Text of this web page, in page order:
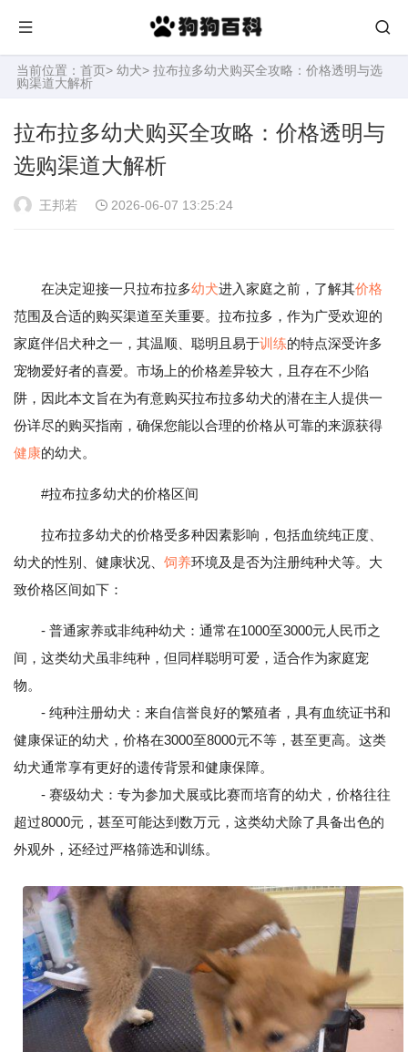
当前位置： 首页> 幼犬> 拉布拉多幼犬购买全攻略：价格透明与选
购渠道大解析
拉布拉多幼犬购买全攻略：价格透明与
选购渠道大解析
王邦若 2026-06-07 13:25:24
在决定迎接一只拉布拉多幼犬进入家庭之前，了解其价格
范围及合适的购买渠道至关重要。拉布拉多，作为广受欢迎的
家庭伴侣犬种之一，其温顺、聪明且易于训练的特点深受许多
宠物爱好者的喜爱。市场上的价格差异较大，且存在不少陷
阱，因此本文旨在为有意购买拉布拉多幼犬的潜在主人提供一
份详尽的购买指南，确保您能以合理的价格从可靠的来源获得
健康的幼犬。
#拉布拉多幼犬的价格区间
拉布拉多幼犬的价格受多种因素影响，包括血统纯正度、
幼犬的性别、健康状况、 饲养环境及是否为注册纯种犬等。大
致价格区间如下：
- 普通家养或非纯种幼犬：通常在1000至3000元人民币之
间，这类幼犬虽非纯种，但同样聪明可爱，适合作为家庭宠
物。
- 纯种注册幼犬：来自信誉良好的繁殖者，具有血统证书和
健康保证的幼犬，价格在3000至8000元不等，甚至更高。这类
幼犬通常享有更好的遗传背景和健康保障。
- 赛级幼犬：专为参加犬展或比赛而培育的幼犬，价格往往
超过8000元，甚至可能达到数万元，这类幼犬除了具备出色的
外观外，还经过严格筛选和训练。